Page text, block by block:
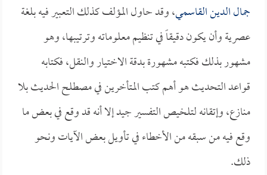
جمال الدين القاسمي، وقد حاول المؤلف كذلك التعبير فيه بلغة
عصرية وأن يكون دقيقاً في تنظيم معلوماته وترتيبها، وهو
مشهور بذلك فكتبه مشهورة بدقة الاختيار والنقل، فكتابه
قواعد التحديث هو أهم كتب المتأخرين في مصطلح الحديث بلا
منازع، وإتقانه لتلخيص التفسير جيد إلا أنه قد وقع في بعض ما
وقع فيه من سبقه من الأخطاء في تأويل بعض الآيات ونحو
ذلك.